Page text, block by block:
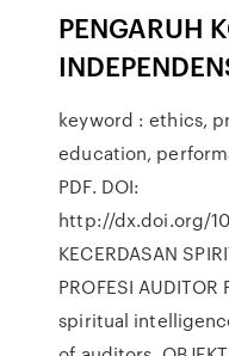
PENGARUH
keyword : ethics,
education,
PDF. DOI:
http://dx.doi.org/
KECERDASAN
PROFESI
spiritual